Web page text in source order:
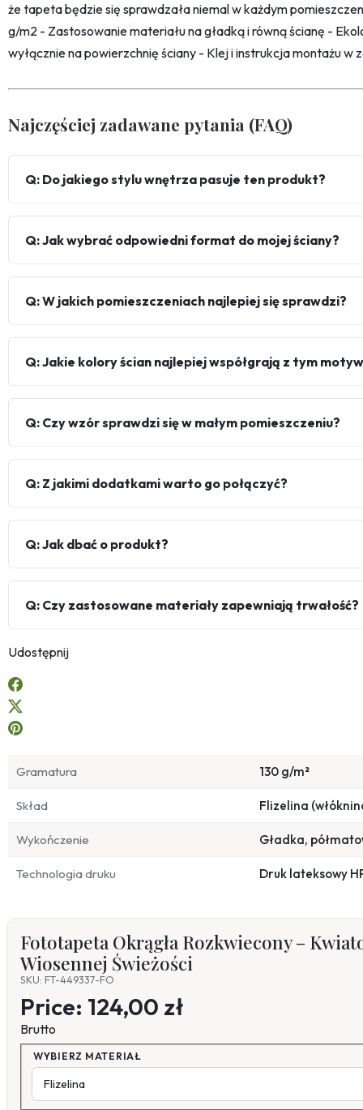
że tapeta będzie się sprawdzała niemal w każdym
g/m2 - Zastosowanie materiału na gładką i równą ścianę -
wyłącznie na powierzchnię ściany - Klej i instrukcja montażu w
Najczęściej zadawane pytania (FAQ)
Q: Do jakiego stylu wnętrza pasuje ten produkt?
Q: Jak wybrać odpowiedni format do mojej ściany?
Q: W jakich pomieszczeniach najlepiej się sprawdzi?
Q: Jakie kolory ścian najlepiej współgrają z tym
Q: Czy wzór sprawdzi się w małym pomieszczeniu?
Q: Z jakimi dodatkami warto go połączyć?
Q: Jak dbać o produkt?
Q: Czy zastosowane materiały zapewniają trwałość?
Udostępnij
Gramatura 130 g/m²
Skład Flizelina
Wykończenie Gładka,
Technologia druku Druk lateksowy
Fototapeta Okrągła Rozkwiecony –
Wiosennej Świeżości
SKU: FT-449337-FO
Price: 124,00 zł
Brutto
WYBIERZ MATERIAŁ